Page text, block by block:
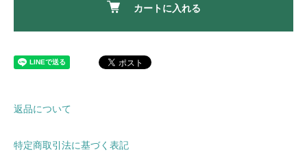
カートに入れる
返品について
特定商取引法に基づく表記